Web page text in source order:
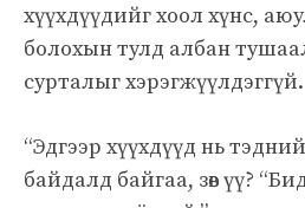
хүүхдүүдийг хоол хүнс,
болохын тулд албан
сурталыг хэрэгжүүлдэггүй.
“Эдгээр хүүхдүүд нь
байдалд байгаа, зөв ​​үү?